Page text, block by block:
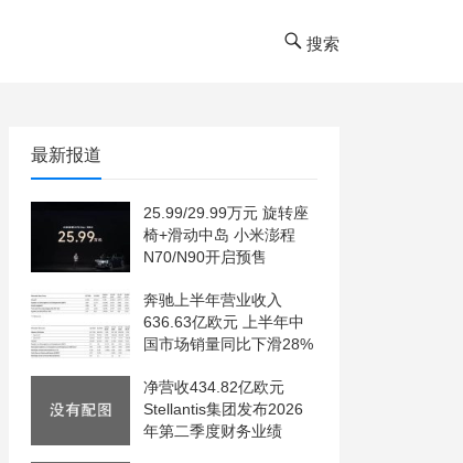
搜索
最新报道
25.99/29.99万元 旋转座
椅+滑动中岛 小米澎程
N70/N90开启预售
奔驰上半年营业收入
636.63亿欧元 上半年中
国市场销量同比下滑28%
净营收434.82亿欧元
Stellantis集团发布2026
年第二季度财务业绩